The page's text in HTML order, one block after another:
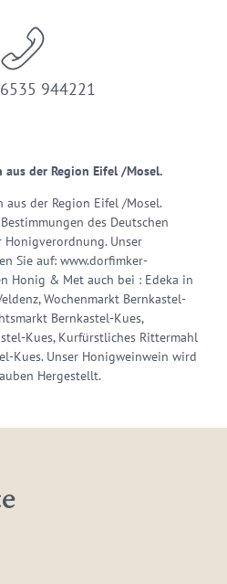
944221
der Region Eifel /Mosel.
der Region Eifel /Mosel.
des Deutschen
Honigverordnung. Unser
Sie auf: www.dorfimker-
Honig & Met auch bei : Edeka in
Wochenmarkt Bernkastel-
Bernkastel-Kues,
Kues, Kurfürstliches Rittermahl
Kues. Unser Honigweinwein wird
Hergestellt.